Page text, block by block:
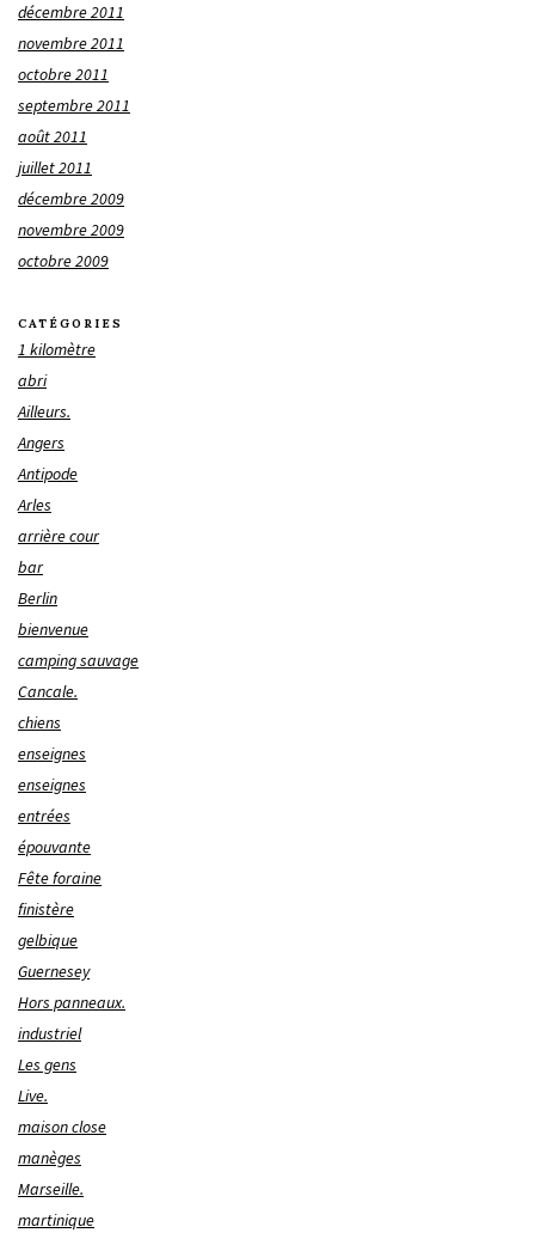
décembre 2011
novembre 2011
octobre 2011
septembre 2011
août 2011
juillet 2011
décembre 2009
novembre 2009
octobre 2009
CATÉGORIES
1 kilomètre
abri
Ailleurs.
Angers
Antipode
Arles
arrière cour
bar
Berlin
bienvenue
camping sauvage
Cancale.
chiens
enseignes
enseignes
entrées
épouvante
Fête foraine
finistère
gelbique
Guernesey
Hors panneaux.
industriel
Les gens
Live.
maison close
manèges
Marseille.
martinique